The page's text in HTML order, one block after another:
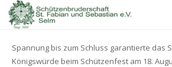
Spannung bis zum Schluss garantierte das
Königswürde beim Schützenfest am 18.